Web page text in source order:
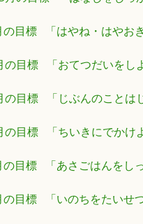
の目標 「はやね・はやお
の目標 「おてつだいをし
の目標 「じぶんのことは
の目標 「ちいきにでかけ
の目標 「あさごはんをし
の目標 「いのちをたいせ